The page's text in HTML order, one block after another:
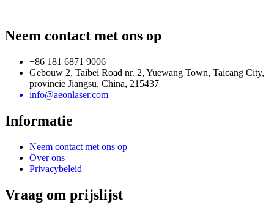
Neem contact met ons op
+86 181 6871 9006
Gebouw 2, Taibei Road nr. 2, Yuewang Town, Taicang City,
provincie Jiangsu, China, 215437
info@aeonlaser.com
Informatie
Neem contact met ons op
Over ons
Privacybeleid
Vraag om prijslijst